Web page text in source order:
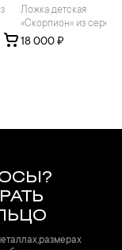
Ложка детская
«Скорпион» из
18 000 ₽